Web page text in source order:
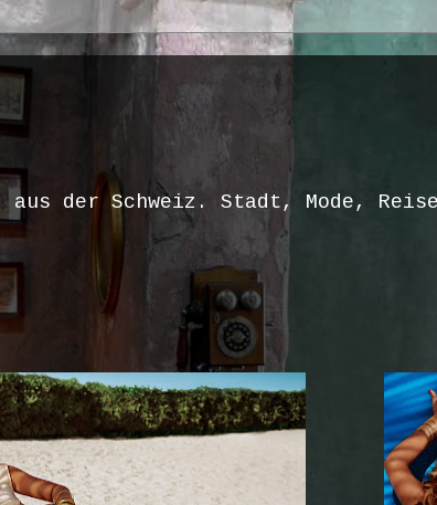
der Schweiz. Stadt, Mode,